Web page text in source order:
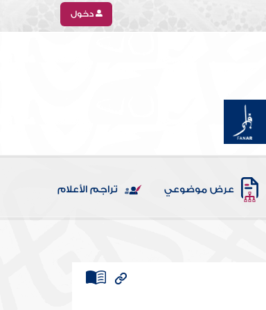
دخول
عرض موضوعي تراجم الأعلام